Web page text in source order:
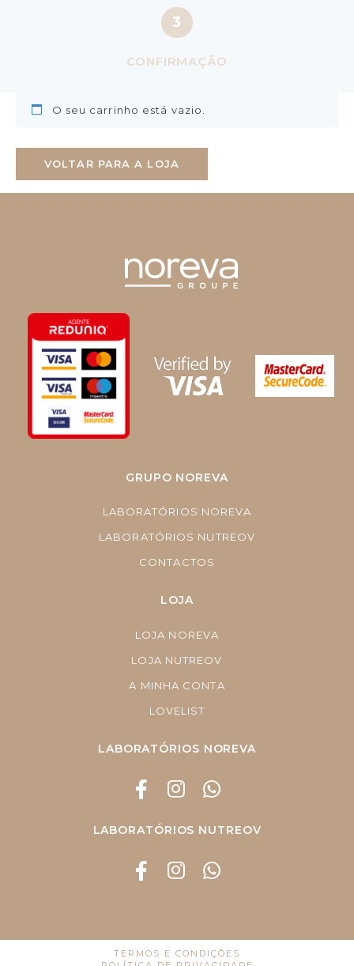
3
CONFIRMAÇÃO
O seu carrinho está vazio.
VOLTAR PARA A LOJA
GRUPO NOREVA
LABORATÓRIOS NOREVA
LABORATÓRIOS NUTREOV
CONTACTOS
LOJA
LOJA NOREVA
LOJA NUTREOV
A MINHA CONTA
LOVELIST
LABORATÓRIOS NOREVA
LABORATÓRIOS NUTREOV
TERMOS E CONDIÇÕES